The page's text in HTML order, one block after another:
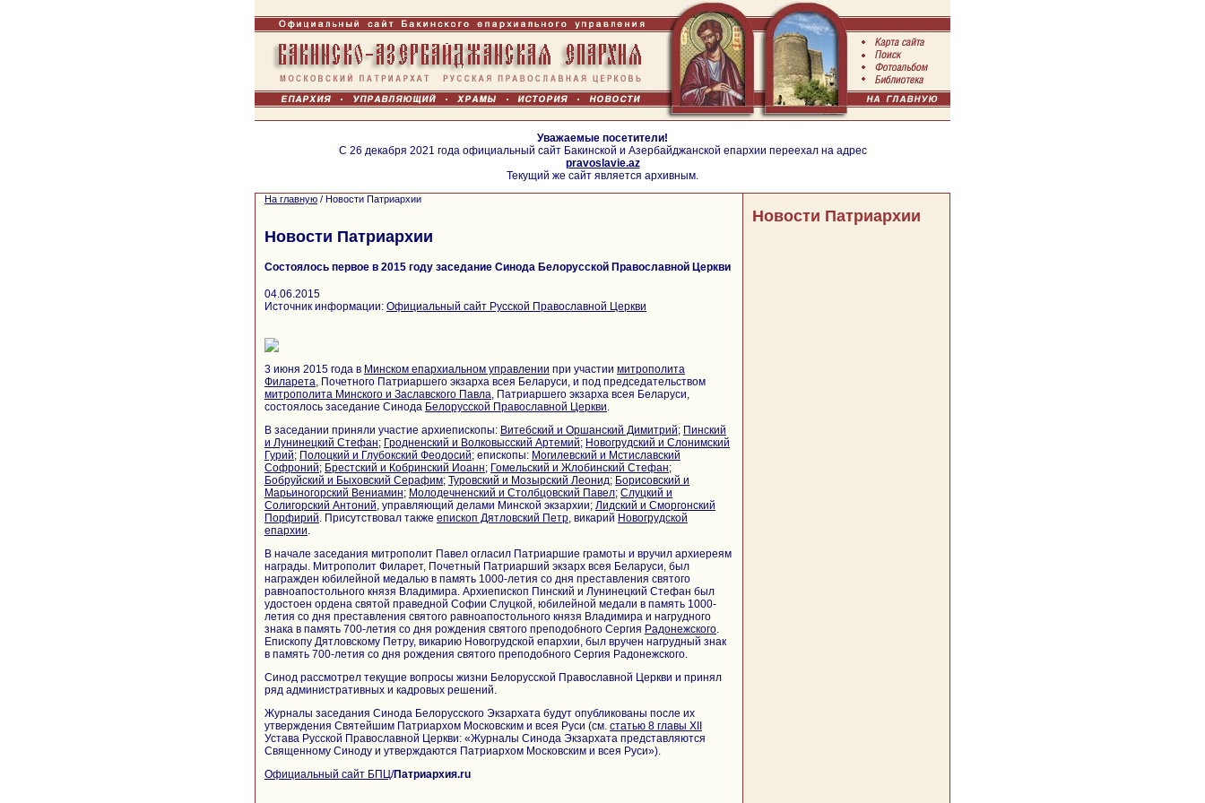
Уважаемые посетители!
С 26 декабря 2021 года официальный сайт Бакинской и Азербайджанской епархии переехал на адрес
pravoslavie.az
Текущий же сайт является архивным.
На главную / Новости Патриархии
Новости Патриархии
Состоялось первое в 2015 году заседание Синода Белорусской Православной Церкви
04.06.2015
Источник информации: Официальный сайт Русской Православной Церкви
3 июня 2015 года в Минском епархиальном управлении при участии митрополита
Филарета, Почетного Патриаршего экзарха всея Беларуси, и под председательством
митрополита Минского и Заславского Павла, Патриаршего экзарха всея Беларуси,
состоялось заседание Синода Белорусской Православной Церкви.
В заседании приняли участие архиепископы: Витебский и Оршанский Димитрий; Пинский
и Лунинецкий Стефан; Гродненский и Волковысский Артемий; Новогрудский и Слонимский
Гурий; Полоцкий и Глубокский Феодосий; епископы: Могилевский и Мстиславский
Софроний; Брестский и Кобринский Иоанн; Гомельский и Жлобинский Стефан;
Бобруйский и Быховский Серафим; Туровский и Мозырский Леонид; Борисовский и
Марьиногорский Вениамин; Молодечненский и Столбцовский Павел; Слуцкий и
Солигорский Антоний, управляющий делами Минской экзархии; Лидский и Сморгонский
Порфирий. Присутствовал также епископ Дятловский Петр, викарий Новогрудской
епархии.
В начале заседания митрополит Павел огласил Патриаршие грамоты и вручил архиереям
награды. Митрополит Филарет, Почетный Патриарший экзарх всея Беларуси, был
награжден юбилейной медалью в память 1000-летия со дня преставления святого
равноапостольного князя Владимира. Архиепископ Пинский и Лунинецкий Стефан был
удостоен ордена святой праведной Софии Слуцкой, юбилейной медали в память 1000-
летия со дня преставления святого равноапостольного князя Владимира и нагрудного
знака в память 700-летия со дня рождения святого преподобного Сергия Радонежского.
Епископу Дятловскому Петру, викарию Новогрудской епархии, был вручен нагрудный знак
в память 700-летия со дня рождения святого преподобного Сергия Радонежского.
Синод рассмотрел текущие вопросы жизни Белорусской Православной Церкви и принял
ряд административных и кадровых решений.
Журналы заседания Синода Белорусского Экзархата будут опубликованы после их
утверждения Святейшим Патриархом Московским и всея Руси (см. статью 8 главы XII
Устава Русской Православной Церкви: «Журналы Синода Экзархата представляются
Священному Синоду и утверждаются Патриархом Московским и всея Руси»).
Официальный сайт БПЦ/Патриархия.ru
Новости Патриархии